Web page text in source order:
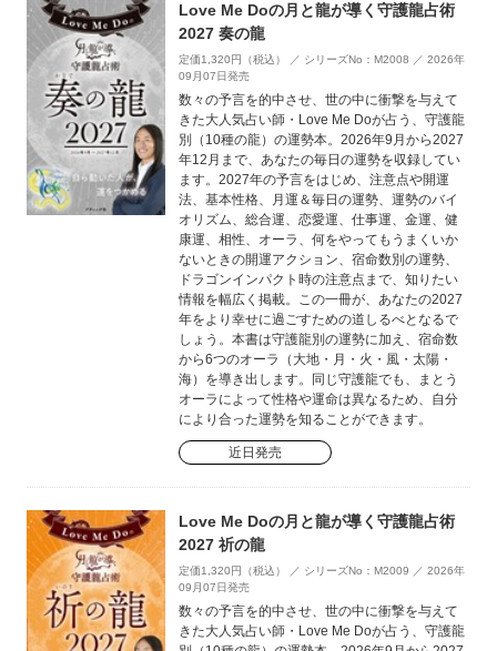
Love Me Doの月と龍が導く守護龍占術
2027 奏の龍
定価1,320円（税込） ／ シリーズNo：M2008 ／ 2026年
09月07日発売
数々の予言を的中させ、世の中に衝撃を与えて
きた大人気占い師・Love Me Doが占う、守護龍
別（10種の龍）の運勢本。2026年9月から2027
年12月まで、あなたの毎日の運勢を収録してい
ます。2027年の予言をはじめ、注意点や開運
法、基本性格、月運＆毎日の運勢、運勢のバイ
オリズム、総合運、恋愛運、仕事運、金運、健
康運、相性、オーラ、何をやってもうまくいか
ないときの開運アクション、宿命数別の運勢、
ドラゴンインパクト時の注意点まで、知りたい
情報を幅広く掲載。この一冊が、あなたの2027
年をより幸せに過ごすための道しるべとなるで
しょう。本書は守護龍別の運勢に加え、宿命数
から6つのオーラ（大地・月・火・風・太陽・
海）を導き出します。同じ守護龍でも、まとう
オーラによって性格や運命は異なるため、自分
により合った運勢を知ることができます。
近日発売
Love Me Doの月と龍が導く守護龍占術
2027 祈の龍
定価1,320円（税込） ／ シリーズNo：M2009 ／ 2026年
09月07日発売
数々の予言を的中させ、世の中に衝撃を与えて
きた大人気占い師・Love Me Doが占う、守護龍